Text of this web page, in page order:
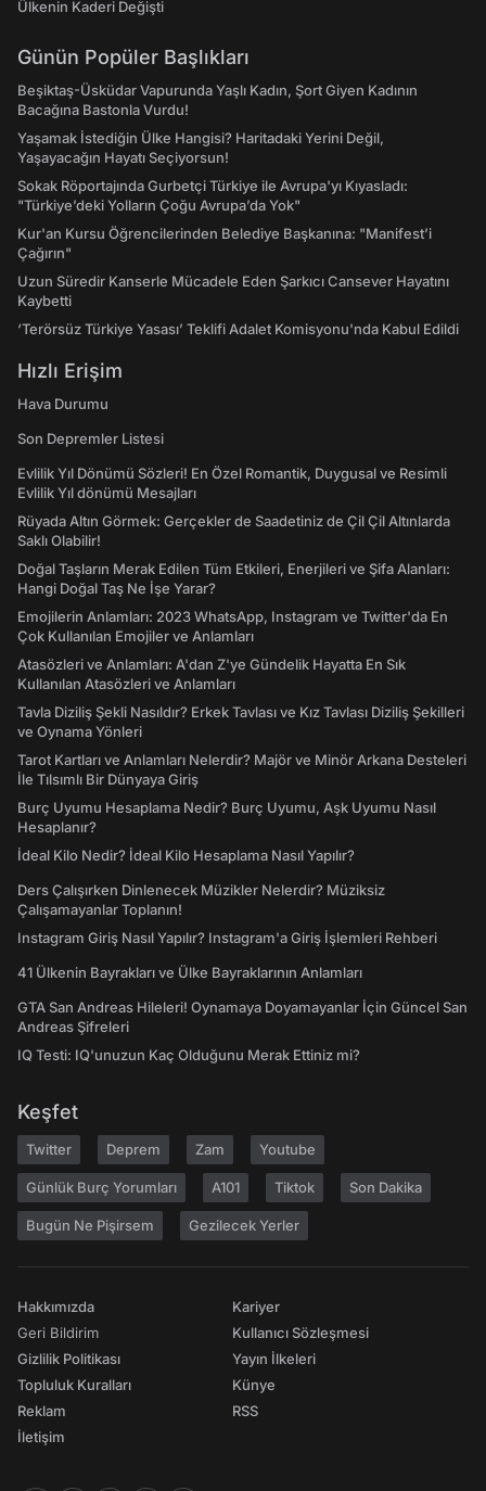
Ülkenin Kaderi Değişti
Günün Popüler Başlıkları
Beşiktaş-Üsküdar Vapurunda Yaşlı Kadın, Şort Giyen Kadının
Bacağına Bastonla Vurdu!
Yaşamak İstediğin Ülke Hangisi? Haritadaki Yerini Değil,
Yaşayacağın Hayatı Seçiyorsun!
Sokak Röportajında Gurbetçi Türkiye ile Avrupa'yı Kıyasladı:
"Türkiye’deki Yolların Çoğu Avrupa’da Yok"
Kur'an Kursu Öğrencilerinden Belediye Başkanına: "Manifest’i
Çağırın"
Uzun Süredir Kanserle Mücadele Eden Şarkıcı Cansever Hayatını
Kaybetti
‘Terörsüz Türkiye Yasası’ Teklifi Adalet Komisyonu'nda Kabul Edildi
Hızlı Erişim
Hava Durumu
Son Depremler Listesi
Evlilik Yıl Dönümü Sözleri! En Özel Romantik, Duygusal ve Resimli
Evlilik Yıl dönümü Mesajları
Rüyada Altın Görmek: Gerçekler de Saadetiniz de Çil Çil Altınlarda
Saklı Olabilir!
Doğal Taşların Merak Edilen Tüm Etkileri, Enerjileri ve Şifa Alanları:
Hangi Doğal Taş Ne İşe Yarar?
Emojilerin Anlamları: 2023 WhatsApp, Instagram ve Twitter'da En
Çok Kullanılan Emojiler ve Anlamları
Atasözleri ve Anlamları: A'dan Z'ye Gündelik Hayatta En Sık
Kullanılan Atasözleri ve Anlamları
Tavla Diziliş Şekli Nasıldır? Erkek Tavlası ve Kız Tavlası Diziliş Şekilleri
ve Oynama Yönleri
Tarot Kartları ve Anlamları Nelerdir? Majör ve Minör Arkana Desteleri
İle Tılsımlı Bir Dünyaya Giriş
Burç Uyumu Hesaplama Nedir? Burç Uyumu, Aşk Uyumu Nasıl
Hesaplanır?
İdeal Kilo Nedir? İdeal Kilo Hesaplama Nasıl Yapılır?
Ders Çalışırken Dinlenecek Müzikler Nelerdir? Müziksiz
Çalışamayanlar Toplanın!
Instagram Giriş Nasıl Yapılır? Instagram'a Giriş İşlemleri Rehberi
41 Ülkenin Bayrakları ve Ülke Bayraklarının Anlamları
GTA San Andreas Hileleri! Oynamaya Doyamayanlar İçin Güncel San
Andreas Şifreleri
IQ Testi: IQ'unuzun Kaç Olduğunu Merak Ettiniz mi?
Keşfet
Twitter Deprem Zam Youtube
Günlük Burç Yorumları A101 Tiktok Son Dakika
Bugün Ne Pişirsem Gezilecek Yerler
Hakkımızda
Geri Bildirim
Gizlilik Politikası
Topluluk Kuralları
Reklam
İletişim
Kariyer
Kullanıcı Sözleşmesi
Yayın İlkeleri
Künye
RSS